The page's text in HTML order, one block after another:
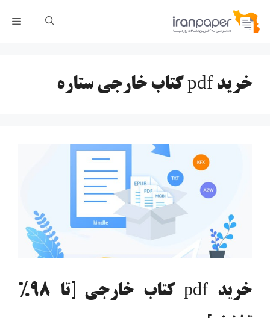
پرش
خرید pdf کتاب خارجی ستاره
خرید pdf کتاب خارجی [تا 98%